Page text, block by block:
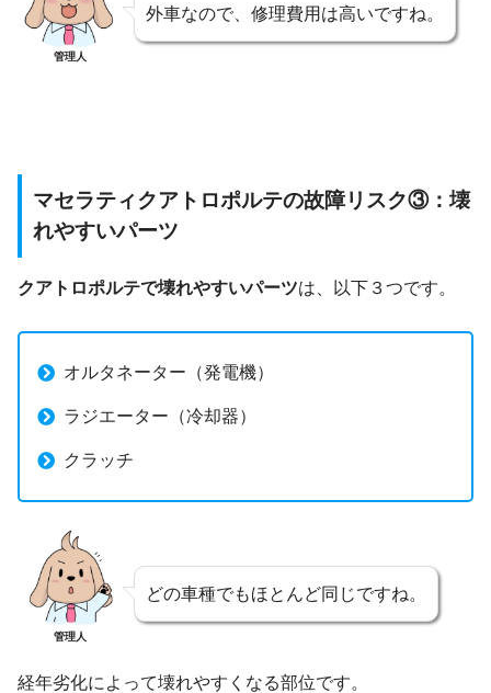
管理人
外車なので、修理費用は高いですね。
マセラティクアトロポルテの故障リスク③：壊
れやすいパーツ
クアトロポルテで壊れやすいパーツは、以下３つです。
オルタネーター（発電機）
ラジエーター（冷却器）
クラッチ
管理人
どの車種でもほとんど同じですね。
経年劣化によって壊れやすくなる部位です。